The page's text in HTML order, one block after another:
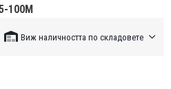
100M
Виж наличността по складовете